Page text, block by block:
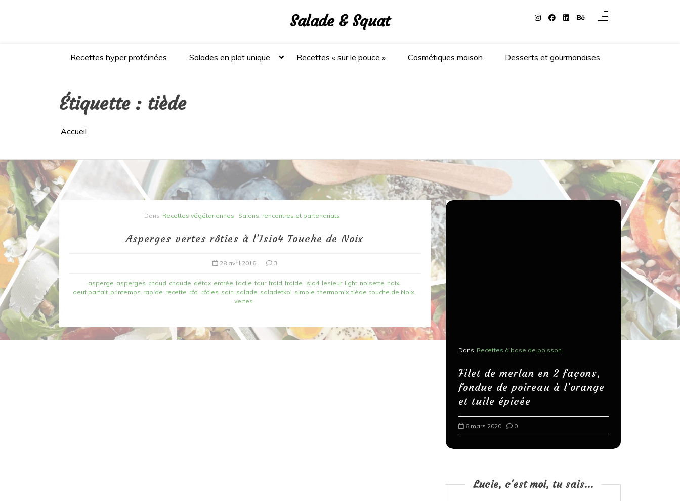
Salade & Squat
Recettes hyper protéinées Salades en plat unique Recettes « sur le pouce » Cosmétiques maison Desserts et gourmandises
Étiquette : tiède
Accueil
Dans Recettes végétariennes Salons, rencontres et partenariats
Asperges vertes rôties à l’Isio4 Touche de Noix
28 avril 2016 3
asperge asperges chaud chaude détox entrée facile four froid froide Isio4 lesieur light noisette noix
oeuf parfait printemps rapide recette rôti rôties sain salade saladetkoi simple thermomix tiède touche de Noix
vertes
Dans Recettes à base de poisson
Filet de merlan en 2 façons,
fondue de poireau à l’orange
et tuile épicée
6 mars 2020 0
Lucie, c'est moi, tu sais...